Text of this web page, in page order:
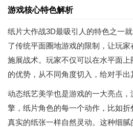
游戏核心特色解析
纸片大作战3D最吸引人的特色之一
了传统平面圈地游戏的限制，让玩
施展战术。玩家不仅可以在水平面
的优势，从不同角度切入，给对手出
动态纸艺美学也是游戏的一大亮点，
擎，纸片角色的每一个动作，比如
真实的纸张一样自然灵动。这种细